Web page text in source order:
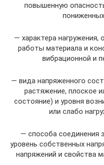
повышенную
— характера
работы материала и
вибрационной и
— вида напряженного
растяжение, плоское
состояние) и уровня
или слабо
— способа соединения
уровень собственных
напряжений и свойства